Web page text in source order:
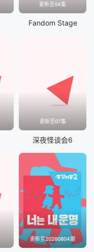
更新至04集
Fandom Stage
更新至07集
深夜怪谈会6
更新至20260804期